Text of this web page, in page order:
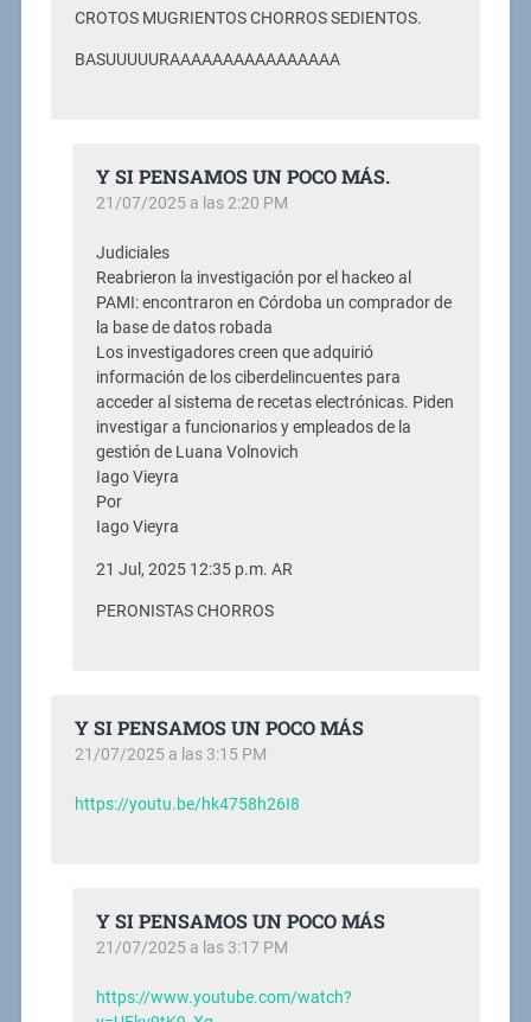
CROTOS MUGRIENTOS CHORROS SEDIENTOS.
BASUUUUURAAAAAAAAAAAAAAAA
Y SI PENSAMOS UN POCO MÁS.
21/07/2025 a las 2:20 PM
Judiciales
Reabrieron la investigación por el hackeo al
PAMI: encontraron en Córdoba un comprador de
la base de datos robada
Los investigadores creen que adquirió
información de los ciberdelincuentes para
acceder al sistema de recetas electrónicas. Piden
investigar a funcionarios y empleados de la
gestión de Luana Volnovich
Iago Vieyra
Por
Iago Vieyra
21 Jul, 2025 12:35 p.m. AR
PERONISTAS CHORROS
Y SI PENSAMOS UN POCO MÁS
21/07/2025 a las 3:15 PM
https://youtu.be/hk4758h26I8
Y SI PENSAMOS UN POCO MÁS
21/07/2025 a las 3:17 PM
https://www.youtube.com/watch?